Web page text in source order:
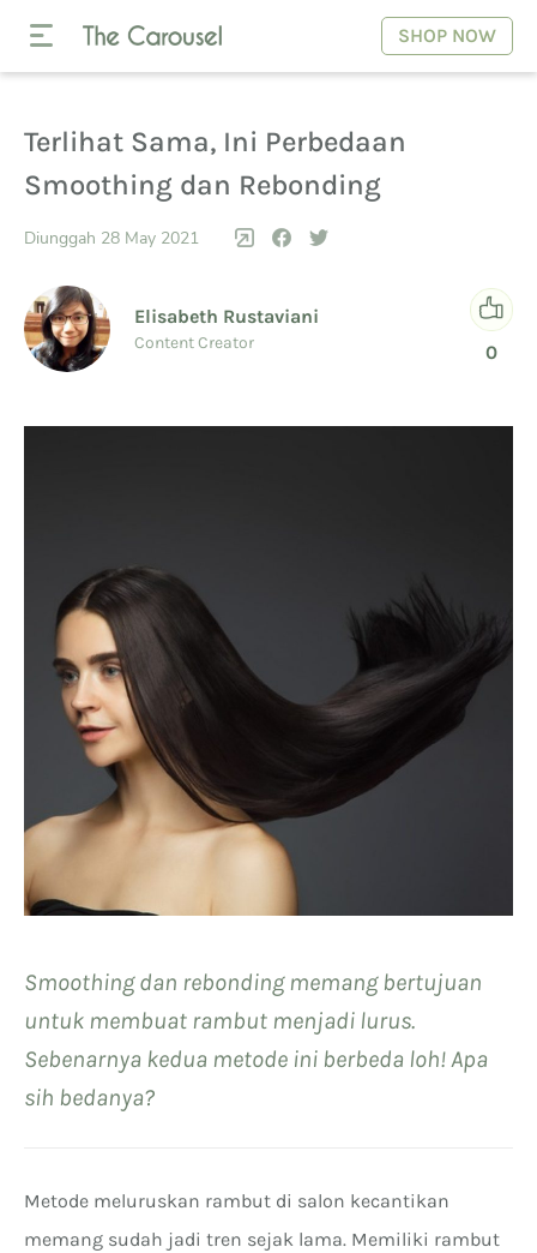
SHOP NOW
Terlihat Sama, Ini Perbedaan
Smoothing dan Rebonding
Diunggah 28 May 2021
Elisabeth Rustaviani
Content Creator 0
Smoothing dan rebonding memang bertujuan
untuk membuat rambut menjadi lurus.
Sebenarnya kedua metode ini berbeda loh! Apa
sih bedanya?
Metode meluruskan rambut di salon kecantikan
memang sudah jadi tren sejak lama. Memiliki rambut